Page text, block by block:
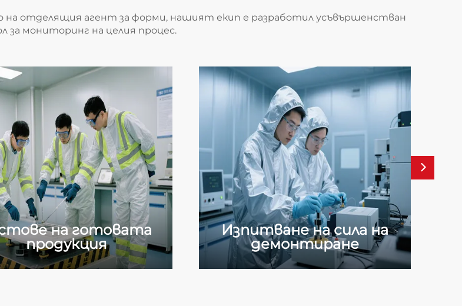
отделящия агент за форми, нашият екип е разработил усъвършенстван
за мониторинг на целия процес.
на готовата
продукция
Изпитване на сила на
демонтиране